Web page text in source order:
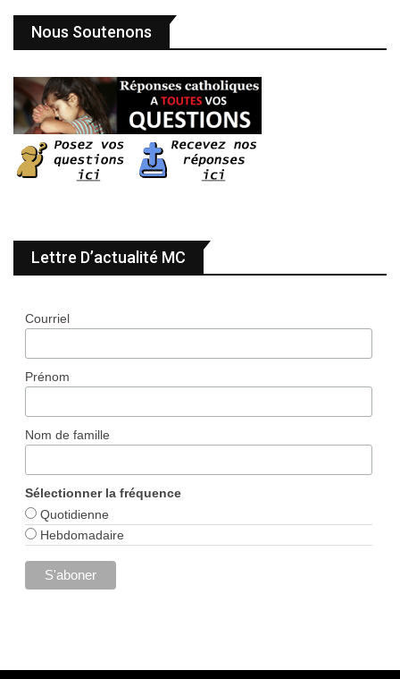
Nous Soutenons
Lettre D’actualité MC
Courriel
Prénom
Nom de famille
Sélectionner la fréquence
Quotidienne
Hebdomadaire